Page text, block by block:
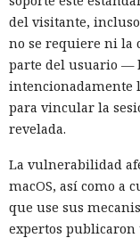
del visitante, incluso
no se requiere ni la
parte del usuario —
intencionadamente
para vincular la
revelada.
La vulnerabilidad
macOS, así como a
que use sus
expertos publicaron